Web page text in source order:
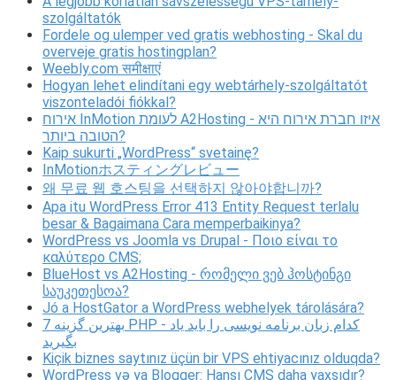
szolgáltatók
Fordele og ulemper ved gratis webhosting - Skal du
overveje gratis hostingplan?
Weebly.com समीक्षाएं
Hogyan lehet elindítani egy webtárhely-szolgáltatót
viszonteladói fiókkal?
אירוח InMotion לעומת A2Hosting - איזו חברת אירוח היא
הטובה ביותר?
Kaip sukurti „WordPress“ svetainę?
InMotionホスティングレビュー
왜 무료 웹 호스팅을 선택하지 않아야합니까?
Apa itu WordPress Error 413 Entity Request terlalu
besar & Bagaimana Cara memperbaikinya?
WordPress vs Joomla vs Drupal - Ποιο είναι το
καλύτερο CMS;
BlueHost vs A2Hosting - რომელი ვებ ჰოსტინგი
საუკეთესოა?
Jó a HostGator a WordPress webhelyek tárolására?
7 بهترین گزینه PHP - کدام زبان برنامه نویسی را باید یاد
بگیرید
Kiçik biznes saytınız üçün bir VPS ehtiyacınız olduqda?
WordPress və ya Blogger: Hansı CMS daha yaxşıdır?